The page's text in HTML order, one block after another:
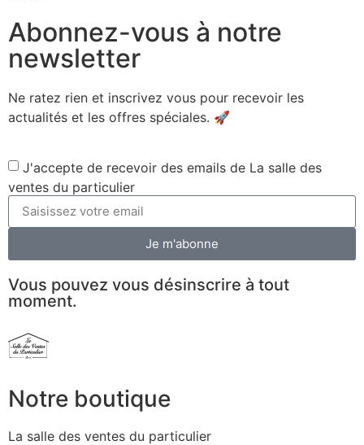
Abonnez-vous à notre
newsletter
Ne ratez rien et inscrivez vous pour recevoir les
actualités et les offres spéciales. 🚀​
J'accepte de recevoir des emails de La salle des
ventes du particulier
Je m'abonne
Vous pouvez vous désinscrire à tout
moment.
Notre boutique
La salle des ventes du particulier